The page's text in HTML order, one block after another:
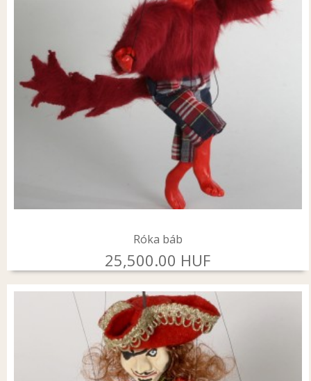
Róka báb
25,500.00 HUF